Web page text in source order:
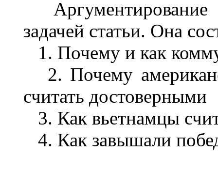
Аргументирование
задачей статьи. Она
1. Почему и как
2. Почему
считать достоверными
3. Как вьетнамцы
4. Как завышали